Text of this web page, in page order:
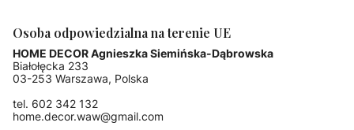
Osoba odpowiedzialna na terenie UE
HOME DECOR Agnieszka Siemińska-Dąbrowska
Białołęcka 233
03-253 Warszawa, Polska
tel. 602 342 132
home.decor.waw@gmail.com